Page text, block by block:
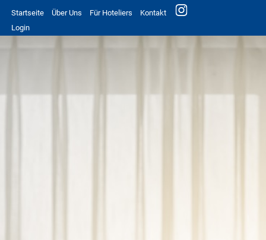
Startseite Über Uns Für Hoteliers
Kontakt
Login